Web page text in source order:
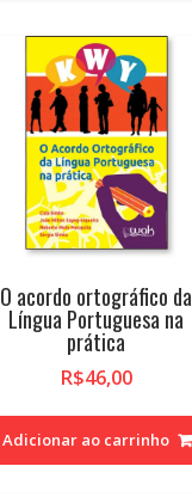
O acordo ortográfico da
Língua Portuguesa na
prática
R$46,00
Adicionar ao carrinho